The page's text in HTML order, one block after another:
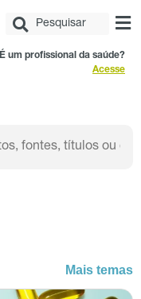
É um profissional da saúde?
Acesse
Mais temas